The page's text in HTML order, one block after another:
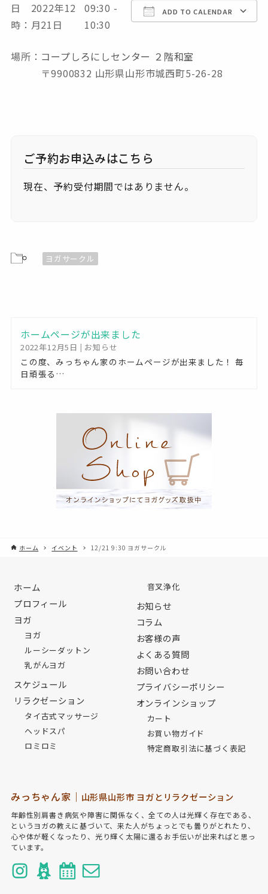
日
時：
2022年12
月21日
09:30 -
10:30
ADD TO CALENDAR
Download ICS Google Calendar
場所： コープしろにしセンター ２階和室
〒9900832 山形県山形市城西町5-26-28
城西町5-26-28 - 山形市
イベント
現在、予約受付期間ではありません。
ヨガサークル
ホームページが出来ました
2022年12月5日 | お知らせ
この度、みっちゃん家のホームページが出来ました！ 毎
日頑張る…
ホーム イベント 12/21 9:30 ヨガサークル
ホーム
プロフィール
ヨガ
ヨガ
ルーシーダットン
乳がんヨガ
スケジュール
リラクゼーション
タイ古式マッサージ
ヘッドスパ
ロミロミ
音叉浄化
お知らせ
コラム
お客様の声
よくある質問
お問い合わせ
プライバシーポリシー
オンラインショップ
カート
お買い物ガイド
特定商取引法に基づく表記
みっちゃん家｜ 山形県山形市 ヨガとリラクゼーション
年齢性別肩書き病気や障害に関係なく、全ての人は光輝く存在である、
というヨガの教えに基づいて、来た人がちょっとでも曇りがとれたり、
心や体が軽くなったり、光り輝く太陽に還るお手伝いが出来ればと思っ
ています。